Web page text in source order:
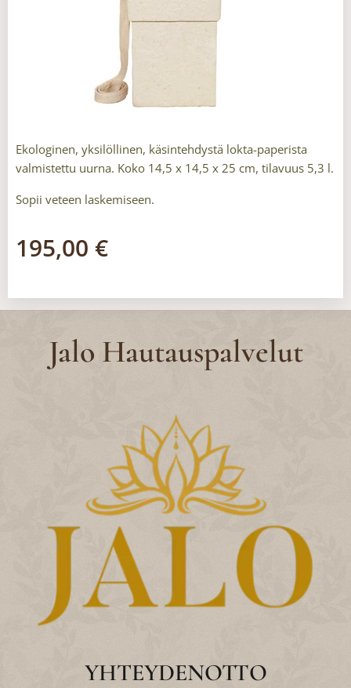
Ekologinen, yksilöllinen, käsintehdystä lokta-paperista
valmistettu uurna. Koko 14,5 x 14,5 x 25 cm, tilavuus 5,3 l.
Sopii veteen laskemiseen.
195,00 €
Jalo Hautauspalvelut
YHTEYDENOTTO